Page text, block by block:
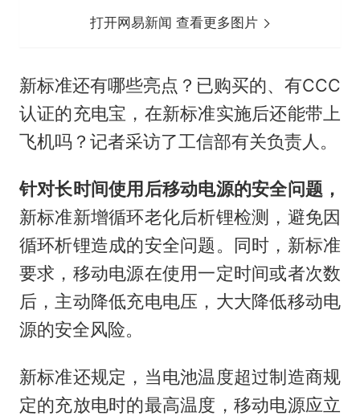
打开网易新闻 查看更多图片
新标准还有哪些亮点？已购买的、有CCC
认证的充电宝，在新标准实施后还能带上
飞机吗？记者采访了工信部有关负责人。
针对长时间使用后移动电源的安全问题，
新标准新增循环老化后析锂检测，避免因
循环析锂造成的安全问题。同时，新标准
要求，移动电源在使用一定时间或者次数
后，主动降低充电电压，大大降低移动电
源的安全风险。
新标准还规定，当电池温度超过制造商规
定的充放电时的最高温度，移动电源应立